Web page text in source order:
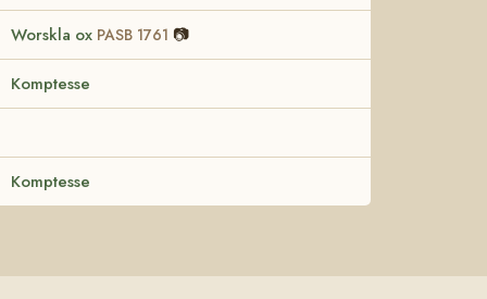
Worskla ox PASB 1761 📷
Komptesse
Komptesse